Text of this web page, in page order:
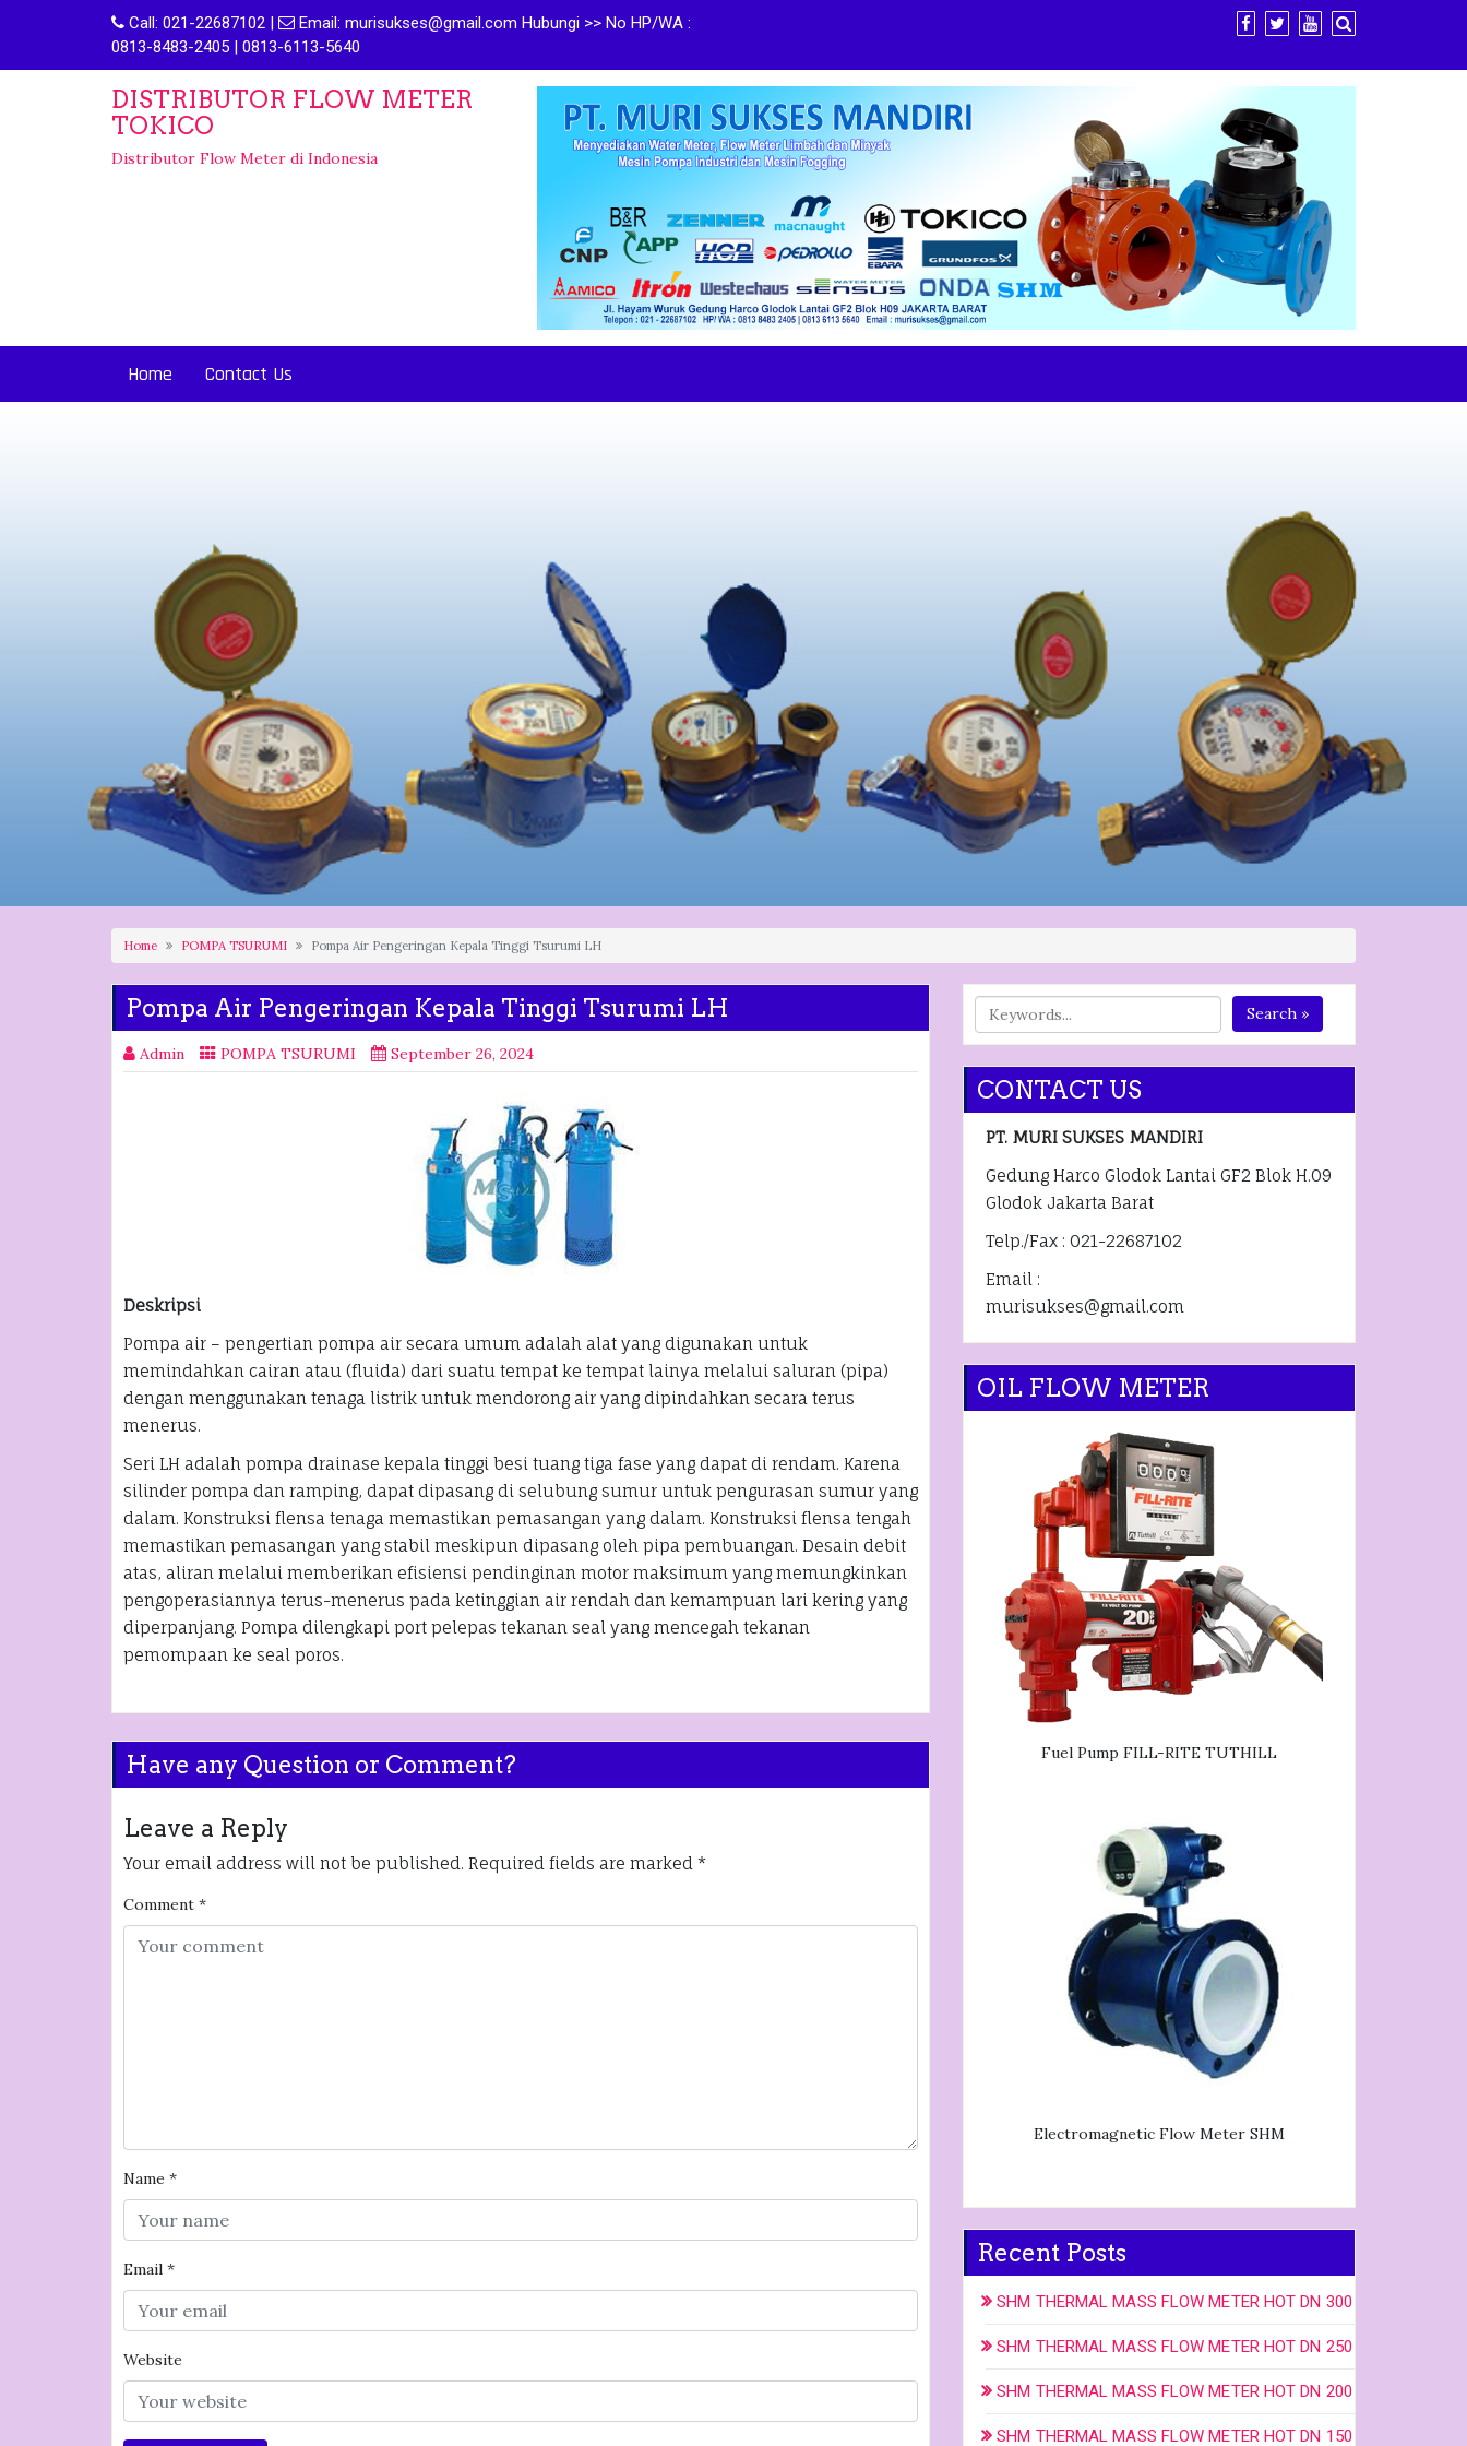
Call: 021-22687102 | Email: murisukses@gmail.com Hubungi >> No HP/WA :
0813-8483-2405 | 0813-6113-5640
DISTRIBUTOR FLOW METER
TOKICO
Distributor Flow Meter di Indonesia
Home Contact Us
Home POMPA TSURUMI Pompa Air Pengeringan Kepala Tinggi Tsurumi LH
Pompa Air Pengeringan Kepala Tinggi Tsurumi LH
Admin POMPA TSURUMI September 26, 2024
Deskripsi
Pompa air – pengertian pompa air secara umum adalah alat yang digunakan untuk
memindahkan cairan atau (fluida) dari suatu tempat ke tempat lainya melalui saluran (pipa)
dengan menggunakan tenaga listrik untuk mendorong air yang dipindahkan secara terus
menerus.
Seri LH adalah pompa drainase kepala tinggi besi tuang tiga fase yang dapat di rendam. Karena
silinder pompa dan ramping, dapat dipasang di selubung sumur untuk pengurasan sumur yang
dalam. Konstruksi flensa tenaga memastikan pemasangan yang dalam. Konstruksi flensa tengah
memastikan pemasangan yang stabil meskipun dipasang oleh pipa pembuangan. Desain debit
atas, aliran melalui memberikan efisiensi pendinginan motor maksimum yang memungkinkan
pengoperasiannya terus-menerus pada ketinggian air rendah dan kemampuan lari kering yang
diperpanjang. Pompa dilengkapi port pelepas tekanan seal yang mencegah tekanan
pemompaan ke seal poros.
Have any Question or Comment?
Leave a Reply
Your email address will not be published. Required fields are marked *
Comment *
Name *
Email *
Website
Search »
CONTACT US
PT. MURI SUKSES MANDIRI
Gedung Harco Glodok Lantai GF2 Blok H.09
Glodok Jakarta Barat
Telp./Fax : 021-22687102
Email :
murisukses@gmail.com
OIL FLOW METER
Fuel Pump FILL-RITE TUTHILL
Electromagnetic Flow Meter SHM
Recent Posts
SHM THERMAL MASS FLOW METER HOT DN 300
SHM THERMAL MASS FLOW METER HOT DN 250
SHM THERMAL MASS FLOW METER HOT DN 200
SHM THERMAL MASS FLOW METER HOT DN 150